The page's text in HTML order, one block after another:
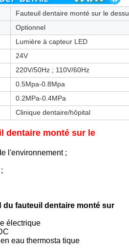
Fauteuil dentaire monté sur le
Optionnel
Lumière à capteur LED
24V
220V/50Hz ; 110V/60Hz
0.5Mpa-0.8Mpa
0.2MPa-0.4MPa
Clinique dentaire/hôpital
dentaire monté sur le
l'environnement ;
fauteuil dentaire monté sur
électrique
eau thermosta tique